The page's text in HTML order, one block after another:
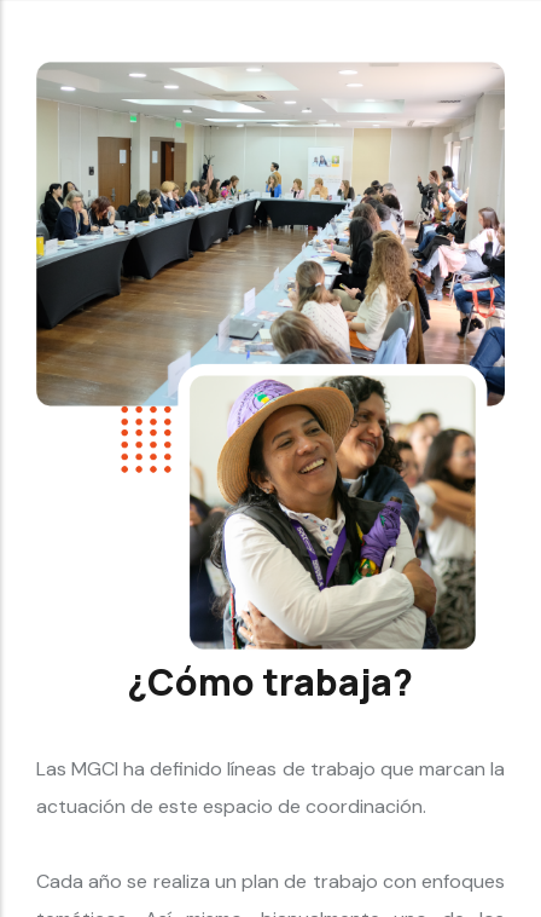
¿Cómo trabaja?
Las MGCI ha definido líneas de trabajo que marcan la
actuación de este espacio de coordinación.
Cada año se realiza un plan de trabajo con enfoques